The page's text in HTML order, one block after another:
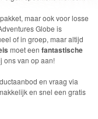
maar ook voor losse
Globe is
of in groep, maar altijd
moet een fantastische
ons van op aan!
en vraag via
en snel een gratis